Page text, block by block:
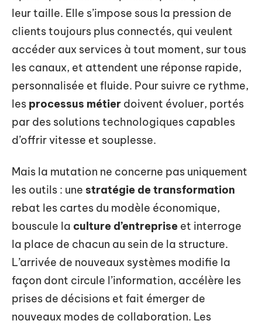
leur taille. Elle s’impose sous la pression de
clients toujours plus connectés, qui veulent
accéder aux services à tout moment, sur tous
les canaux, et attendent une réponse rapide,
personnalisée et fluide. Pour suivre ce rythme,
les processus métier doivent évoluer, portés
par des solutions technologiques capables
d’offrir vitesse et souplesse.
Mais la mutation ne concerne pas uniquement
les outils : une stratégie de transformation
rebat les cartes du modèle économique,
bouscule la culture d’entreprise et interroge
la place de chacun au sein de la structure.
L’arrivée de nouveaux systèmes modifie la
façon dont circule l’information, accélère les
prises de décisions et fait émerger de
nouveaux modes de collaboration. Les